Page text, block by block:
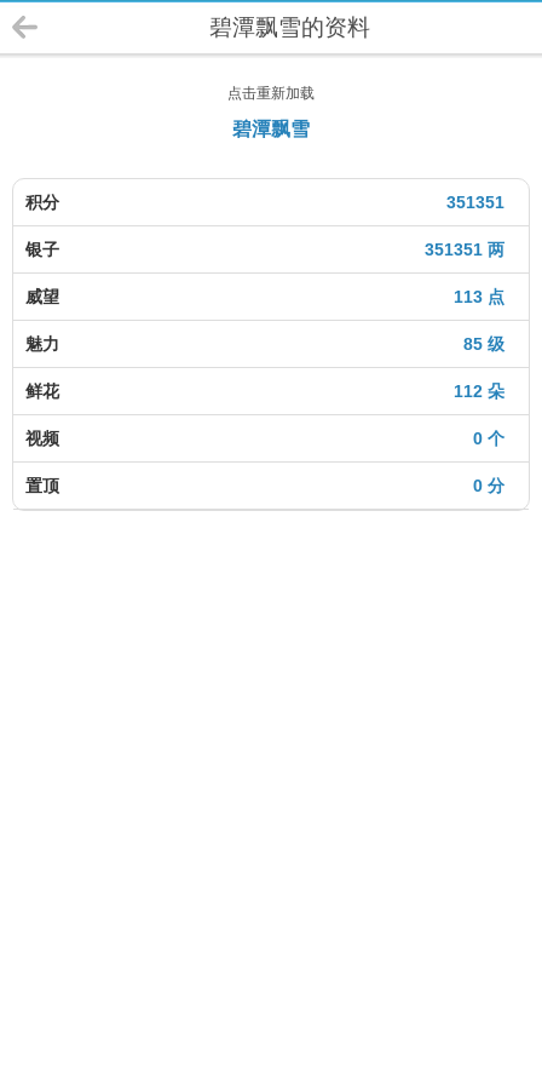
碧潭飘雪的资料
点击重新加载
碧潭飘雪
351351
积分
351351 两
银子
113 点
威望
85 级
魅力
112 朵
鲜花
0 个
视频
0 分
置顶